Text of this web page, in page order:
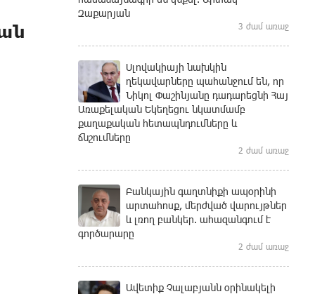
Զաքարյան
3 ժամ առաջ
Սլովակիայի նախկին
ղեկավարները պահանջում են, որ
Նիկոլ Փաշինյանը դադարեցնի Հայ
Առաքելական Եկեղեցու նկատմամբ
քաղաքական հետապնդումները և
ճնշումները
2 ժամ առաջ
Բանկային գաղտնիքի ապօրինի
արտահոսք, մերժված վարույթներ
և լռող բանկեր. ահազանգում է
գործարարը
2 ժամ առաջ
Ավետիք Չալաբյանն օրինակելի